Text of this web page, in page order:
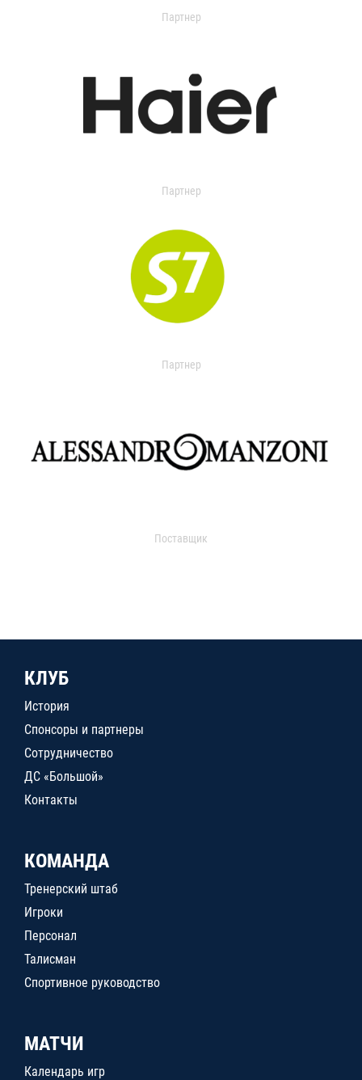
Партнер
Партнер
Партнер
Поставщик
КЛУБ
История
Спонсоры и партнеры
Сотрудничество
ДС «Большой»
Контакты
КОМАНДА
Тренерский штаб
Игроки
Персонал
Талисман
Спортивное руководство
МАТЧИ
Календарь игр